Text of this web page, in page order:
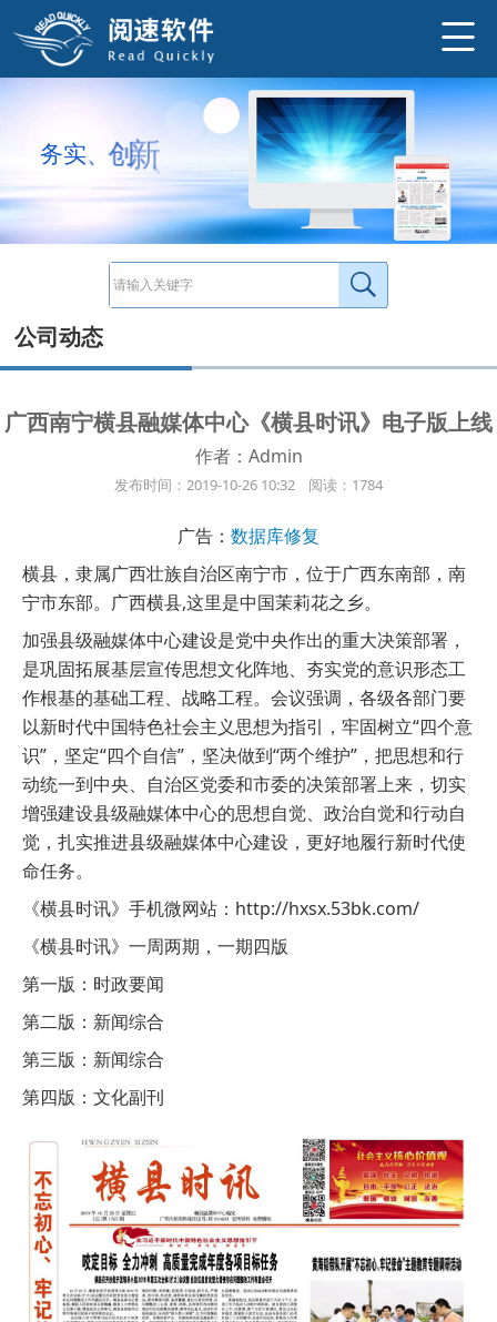
务实、创新、 信
公司动态
广西南宁横县融媒体中心《横县时讯》电子版上线
作者：Admin
发布时间：2019-10-26 10:32 阅读：1784
广告： 数据库修复
横县，隶属广西壮族自治区南宁市，位于广西东南部，南
宁市东部。广西横县,这里是中国茉莉花之乡。
加强县级融媒体中心建设是党中央作出的重大决策部署，
是巩固拓展基层宣传思想文化阵地、夯实党的意识形态工
作根基的基础工程、战略工程。会议强调，各级各部门要
以新时代中国特色社会主义思想为指引，牢固树立“四个意
识”，坚定“四个自信”，坚决做到“两个维护”，把思想和行
动统一到中央、自治区党委和市委的决策部署上来，切实
增强建设县级融媒体中心的思想自觉、政治自觉和行动自
觉，扎实推进县级融媒体中心建设，更好地履行新时代使
命任务。
《横县时讯》手机微网站：http://hxsx.53bk.com/
《横县时讯》一周两期，一期四版
第一版：时政要闻
第二版：新闻综合
第三版：新闻综合
第四版：文化副刊